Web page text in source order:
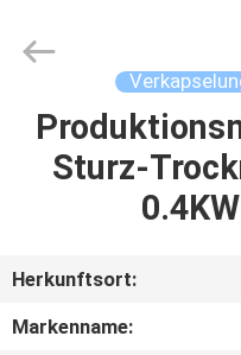
ZU
HAUSE
VIDEOS
Pharmatech
Co.,LTD..
Sturz-
Herkunftsort:
Markenname: